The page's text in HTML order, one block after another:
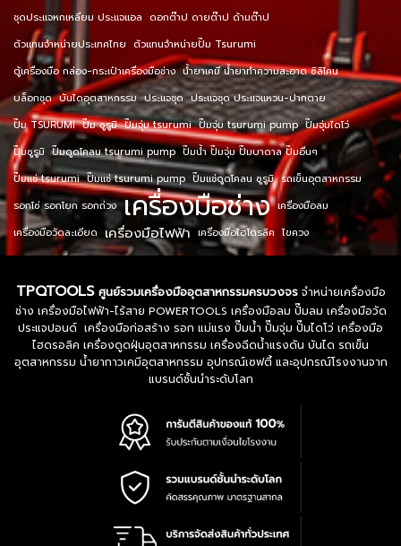
ชุดประแจหกเหลี่ยม ประแจแอล ดอกต๊าป ดายต๊าป ด้ามต๊าป
ตัวแทนจำหน่ายประเทศไทย ตัวแทนจำหน่ายปั๊ม Tsurumi
ตู้เครื่องมือ กล่อง-กระเป๋าเครื่องมือช่าง น้ำยาเคมี น้ำยาทำความสะอาด ซิลิโคน
บล็อกชุด บันไดอุตสาหกรรม ประแจชุด ประแจชุด ประแจแหวน-ปากตาย
ปั๊ม TSURUMI ปั๊ม ซูรูมิ ปั๊มจุ่ม tsurumi ปั๊มจุ่ม tsurumi pump ปั๊มจุ่มไดโว่
ปั๊มซูรูมิ ปั๊มดูดโคลน tsurumi pump ปั๊มน้ำ ปั๊มจุ่ม ปั๊มบาดาล ปั๊มอื่นๆ
ปั๊มแช่ tsurumi ปั๊มแช่ tsurumi pump ปั๊มแช่ดูดโคลน ซูรูมิ รถเข็นอุตสาหกรรม
รอกโซ่ รอกโยก รอกถ่วง เครื่องมือช่าง เครื่องมือลม
เครื่องมือวัดละเอียด เครื่องมือไฟฟ้า เครื่องมือไฮโดรลิค ไขควง
TPQTOOLS ศูนย์รวมเครื่องมืออุตสาหกรรมครบวงจรจำหน่ายเครื่องมือ
ช่าง เครื่องมือไฟฟ้า-ไร้สาย POWERTOOLS เครื่องมือลม ปั๊มลม เครื่องมือวัด
ประแจปอนด์ เครื่องมือก่อสร้าง รอก แม่แรง ปั๊มน้ำ ปั๊มจุ่ม ปั๊มไดโว่ เครื่องมือ
ไฮดรอลิค เครื่องดูดฝุ่นอุตสาหกรรม เครื่องฉีดน้ำแรงดัน บันได รถเข็น
อุตสาหกรรม น้ำยากาวเคมีอุตสาหกรรม อุปกรณ์เซฟตี้ และอุปกรณ์โรงงานจาก
แบรนด์ชั้นนำระดับโลก